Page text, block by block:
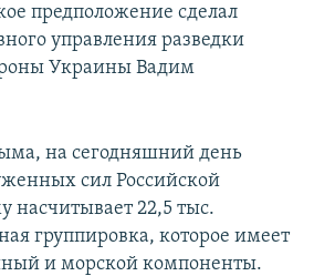
КРЫМА
предположение сделал
управления разведки
Украины Вадим
на сегодняшний день
сил Российской
насчитывает 22,5 тыс.
группировка, которое имеет
и морской компоненты.